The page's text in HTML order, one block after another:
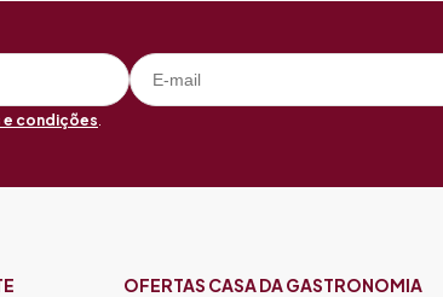
e condições.
OFERTAS CASA DA GASTRONOMIA